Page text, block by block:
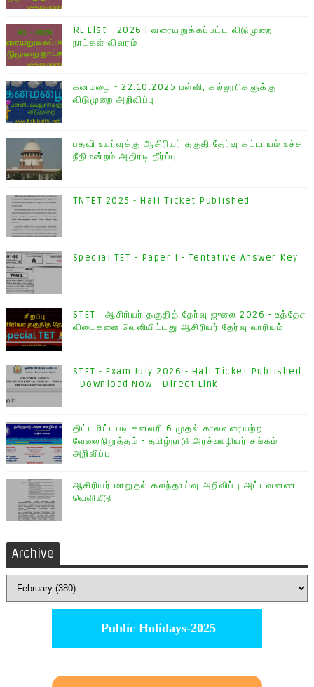
RL List - 2026 | வரையறுக்கப்பட்ட விடுமுறை
நாட்கள் விவரம் :
கனமழை - 22.10.2025 பள்ளி, கல்லூரிகளுக்கு
விடுமுறை அறிவிப்பு.
பதவி உயர்வுக்கு ஆசிரியர் தகுதி தேர்வு கட்டாயம் உச்ச
நீதிமன்றம் அதிரடி தீர்ப்பு.
TNTET 2025 - Hall Ticket Published
Special TET - Paper I - Tentative Answer Key
STET : ஆசிரியர் தகுதித் தேர்வு ஜுலை 2026 - உத்தேச
விடைகளை வெளியிட்டது ஆசிரியர் தேர்வு வாரியம்
STET - Exam July 2026 - Hall Ticket Published
- Download Now - Direct Link
திட்டமிட்டபடி சனவரி 6 முதல் காலவரையற்ற
வேலைநிறுத்தம் - தமிழ்நாடு அரசு்ஊழியர் சங்கம்
அறிவிப்பு
ஆசிரியர் மாறுதல் கலந்தாய்வு அறிவிப்பு அட்டவனண
வெளியீடு
Archive
Public Holidays-2025